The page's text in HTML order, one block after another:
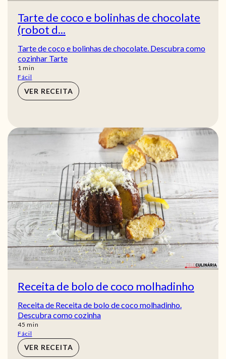
Tarte de coco e bolinhas de chocolate
(robot d...
Tarte de coco e bolinhas de chocolate. Descubra como
cozinhar Tarte
1 min
min
Fácil
VER RECEITA
Receita de bolo de coco molhadinho
Receita de Receita de bolo de coco molhadinho.
Descubra como cozinha
45 min
min
Fácil
VER RECEITA